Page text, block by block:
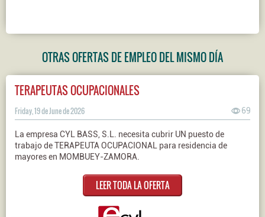
OTRAS OFERTAS DE EMPLEO DEL MISMO DÍA
TERAPEUTAS OCUPACIONALES
Friday, 19 de June de 2026 69
La empresa CYL BASS, S.L. necesita cubrir UN puesto de
trabajo de TERAPEUTA OCUPACIONAL para residencia de
mayores en MOMBUEY-ZAMORA.
LEER TODA LA OFERTA